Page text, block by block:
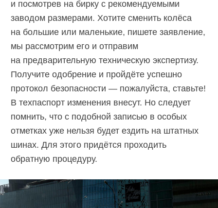
и посмотрев на бирку с рекомендуемыми
заводом размерами. Хотите сменить колёса
на большие или маленькие, пишете заявление,
мы рассмотрим его и отправим
на предварительную техническую экспертизу.
Получите одобрение и пройдёте успешно
протокол безопасности — пожалуйста, ставьте!
В техпаспорт изменения внесут. Но следует
помнить, что с подобной записью в особых
отметках уже нельзя будет ездить на штатных
шинах. Для этого придётся проходить
обратную процедуру.